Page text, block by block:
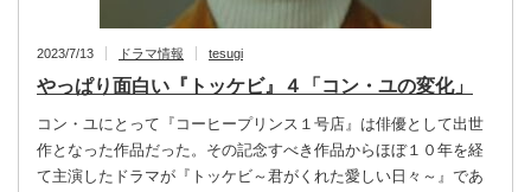
2023/7/13 ドラマ情報 tesugi
やっぱり面白い『トッケビ』４「コン・ユの変化」
コン・ユにとって『コーヒープリンス１号店』は俳優として出世
作となった作品だった。その記念すべき作品からほぼ１０年を経
て主演したドラマが『トッケビ～君がくれた愛しい日々～』であ